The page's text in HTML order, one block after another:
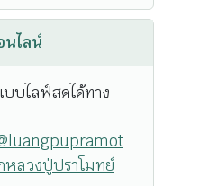
นไลน์
บไลฟ์สดได้ทาง
หลวงปู่ปราโมทย์